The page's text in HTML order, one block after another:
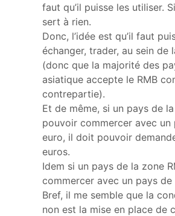
faut qu’il puisse les utiliser.
sert à rien.
Donc, l’idée est qu’il faut
échanger, trader, au sein de
(donc que la majorité des
asiatique accepte le RMB
contrepartie).
Et de même, si un pays de
pouvoir commercer avec un
euro, il doit pouvoir
euros.
Idem si un pays de la zone
commercer avec un pays de
Bref, il me semble que la
non est la mise en place de